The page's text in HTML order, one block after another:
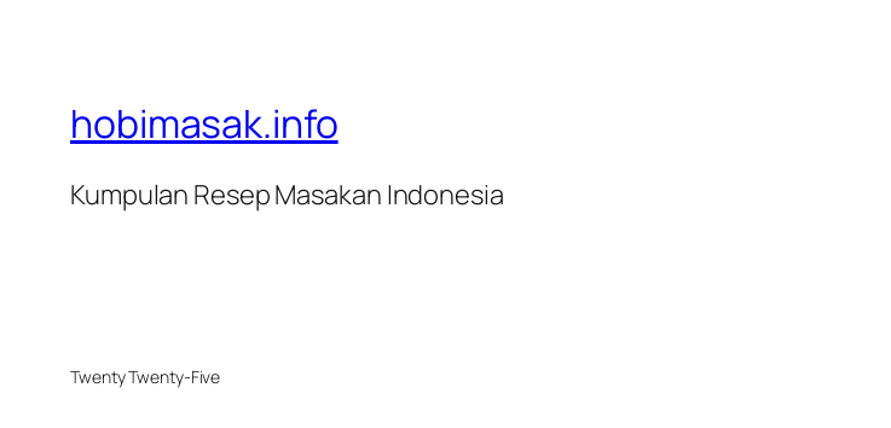
hobimasak.info
Kumpulan Resep Masakan Indonesia
Twenty Twenty-Five